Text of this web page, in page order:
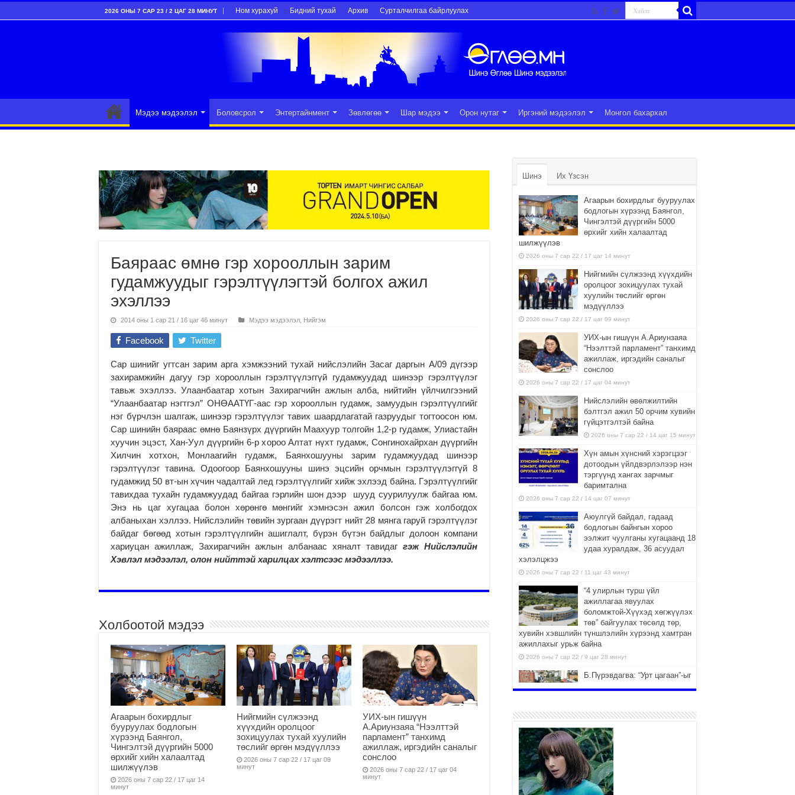
2026 ОНЫ 7 САР 23 / 2 ЦАГ 28 МИНУТ Ном хурахуй Бидний тухай Архив Сурталчилгаа байрлуулах
Мэдээ мэдээлэл Боловсрол Энтертайнмент Зөвлөгөө Шар мэдээ Орон нутаг Иргэний мэдээлэл Монгол бахархал
Баяраас өмнө гэр хорооллын зарим
гудамжуудыг гэрэлтүүлэгтэй болгох ажил
эхэллээ
2014 оны 1 сар 21 / 16 цаг 46 минут Мэдээ мэдээлэл Нийгэм
Facebook Twitter
Сар шинийг угтсан зарим арга хэмжээний тухай нийслэлийн Засаг даргын А/09 дүгээр
захирамжийн дагуу гэр хорооллын гэрэлтүүлэггүй гудамжуудад шинээр гэрэлтүүлэг
тавьж эхэллээ. Улаанбаатар хотын Захирагчийн ажлын алба, нийтийн үйлчилгээний
“Улаанбаатар нэгтгэл” ОНӨААТҮГ-аас гэр хорооллын гудамж, замуудын гэрэлтүүлгийг
нэг бүрчлэн шалгаж, шинээр гэрэлтүүлэг тавих шаардлагатай газруудыг тогтоосон юм.
Сар шинийн баяраас өмнө Баянзүрх дүүргийн Маахуур толгойн 1,2-р гудамж, Улиастайн
хуучин эцэст, Хан-Уул дүүргийн 6-р хороо Алтат нүхт гудамж, Сонгинохайрхан дүүргийн
Хилчин хотхон, Монлаагийн гудамж, Баянхошууны зарим гудамжуудад шинээр
гэрэлтүүлэг тавина. Одоогоор Баянхошууны шинэ эцсийн орчмын гэрэлтүүлэггүй 8
гудамжид 50 вт-ын хүчин чадалтай лед гэрэлтүүлгийг хийж эхлээд байна. Гэрэлтүүлгийг
тавихдаа тухайн гудамжуудад байгаа гэрлийн шон дээр шууд суурилуулж байгаа юм.
Энэ нь цаг хугацаа болон хөрөнгө мөнгийг хэмнэсэн ажил болсон гэж холбогдох
албаныхан хэллээ. Нийслэлийн төвийн зургаан дүүрэгт нийт 28 мянга гаруй гэрэлтүүлэг
байдаг бөгөөд хотын гэрэлтүүлгийн ашиглалт, бүрэн бүтэн байдлыг долоон компани
хариуцан ажиллаж, Захирагчийн ажлын албанаас хяналт тавидаг гэж Нийслэлийн
Хэвлэл мэдээлэл, олон нийттэй харилцах хэлтсээс мэдээллээ.
Холбоотой мэдээ
Агаарын бохирдлыг
бууруулах бодлогын
хүрээнд Баянгол,
Чингэлтэй дүүргийн 5000
өрхийг хийн халаалтад
шилжүүлэв
2026 оны 7 сар 22 / 17 цаг 14
минут
Нийгмийн сүлжээнд
хүүхдийн оролцоог
зохицуулах тухай хуулийн
төслийг өргөн мэдүүллээ
2026 оны 7 сар 22 / 17 цаг 09
минут
УИХ-ын гишүүн
А.Ариунзаяа “Нээлттэй
парламент” танхимд
ажиллаж, иргэдийн саналыг
сонслоо
2026 оны 7 сар 22 / 17 цаг 04
минут
Шинэ Их Үзсэн
Агаарын бохирдлыг бууруулах
бодлогын хүрээнд Баянгол,
Чингэлтэй дүүргийн 5000
өрхийг хийн халаалтад
шилжүүлэв
2026 оны 7 сар 22 / 17 цаг 14 минут
Нийгмийн сүлжээнд хүүхдийн
оролцоог зохицуулах тухай
хуулийн төслийг өргөн
мэдүүллээ
2026 оны 7 сар 22 / 17 цаг 09 минут
УИХ-ын гишүүн А.Ариунзаяа
“Нээлттэй парламент” танхимд
ажиллаж, иргэдийн саналыг
сонслоо
2026 оны 7 сар 22 / 17 цаг 04 минут
Нийслэлийн өвөлжилтийн
бэлтгэл ажил 50 орчим хувийн
гүйцэтгэлтэй байна
2026 оны 7 сар 22 / 14 цаг 15 минут
Хүн амын хүнсний хэрэгцээг
дотоодын үйлдвэрлэлээр нэн
тэргүүнд хангах зарчмыг
баримтална
2026 оны 7 сар 22 / 14 цаг 07 минут
Аюулгүй байдал, гадаад
бодлогын байнгын хороо
ээлжит чуулганы хугацаанд 18
удаа хуралдаж, 36 асуудал
хэлэлцжээ
2026 оны 7 сар 22 / 11 цаг 43 минут
“4 улирлын турш үйл
ажиллагаа явуулах
боломжтой-Хүүхэд хөгжүүлэх
төв” байгуулах төсөлд төр,
хувийн хэвшлийн түншлэлийн хүрээнд хамтран
ажиллахыг урьж байна
2026 оны 7 сар 22 / 9 цаг 28 минут
Б.Пүрэвдагва: “Урт цагаан”-ыг
2026 оны 7 сар 21 / 16 цаг 47 минут
Тусгай замын автобус /BRT/
төслийн удирдах хорооны
ээлжит хуралдаан боллоо
2026 оны 7 сар 21 / 16 цаг 43 минут
Ерөнхий сайд Н.Учрал БНХАУ-